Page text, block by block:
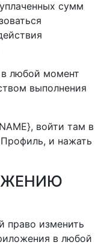
сумм
в любой момент
выполнения
войти там в
и нажать
право изменить
в любой